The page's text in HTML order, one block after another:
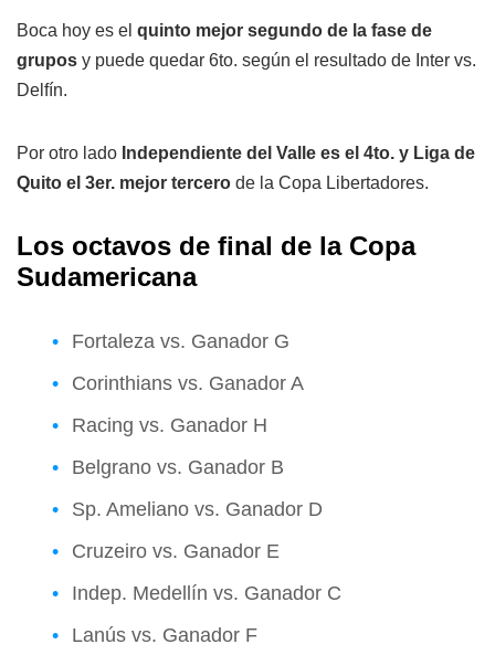
Boca hoy es el quinto mejor segundo de la fase de
grupos y puede quedar 6to. según el resultado de Inter vs.
Delfín.
Por otro lado Independiente del Valle es el 4to. y Liga de
Quito el 3er. mejor tercero de la Copa Libertadores.
Los octavos de final de la Copa
Sudamericana
Fortaleza vs. Ganador G
Corinthians vs. Ganador A
Racing vs. Ganador H
Belgrano vs. Ganador B
Sp. Ameliano vs. Ganador D
Cruzeiro vs. Ganador E
Indep. Medellín vs. Ganador C
Lanús vs. Ganador F